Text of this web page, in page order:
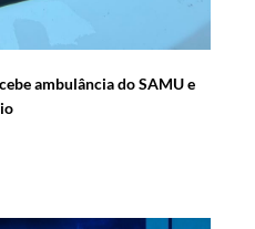
ambulância do SAMU e